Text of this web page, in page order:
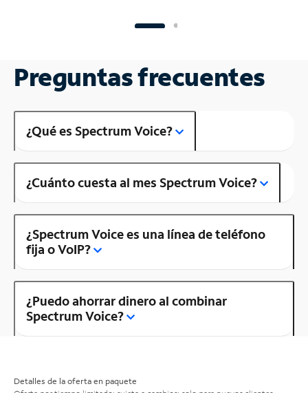
Preguntas frecuentes
¿Qué es Spectrum Voice?
¿Cuánto cuesta al mes Spectrum Voice?
¿Spectrum Voice es una línea de teléfono
fija o VoIP?
¿Puedo ahorrar dinero al combinar
Spectrum Voice?
Detalles de la oferta en paquete